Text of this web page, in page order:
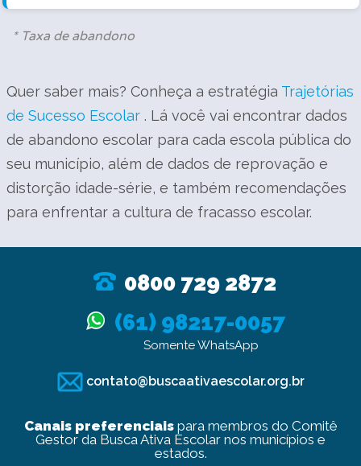
* Taxa de abandono
Quer saber mais? Conheça a estratégia Trajetórias
de Sucesso Escolar . Lá você vai encontrar dados
de abandono escolar para cada escola pública do
seu município, além de dados de reprovação e
distorção idade-série, e também recomendações
para enfrentar a cultura de fracasso escolar.
0800 729 2872
(61) 98217-0057
Somente WhatsApp
contato@buscaativaescolar.org.br
Canais preferenciaispara membros do Comitê
Gestor da Busca Ativa Escolar nos municípios e
estados.